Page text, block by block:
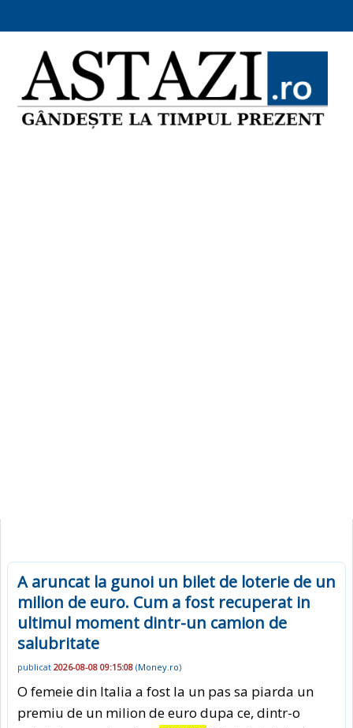
A aruncat la gunoi un bilet de loterie de un
milion de euro. Cum a fost recuperat in
ultimul moment dintr-un camion de
salubritate
publicat 2026-08-08 09:15:08 (Money.ro)
O femeie din Italia a fost la un pas sa piarda un
premiu de un milion de euro dupa ce, dintr-o